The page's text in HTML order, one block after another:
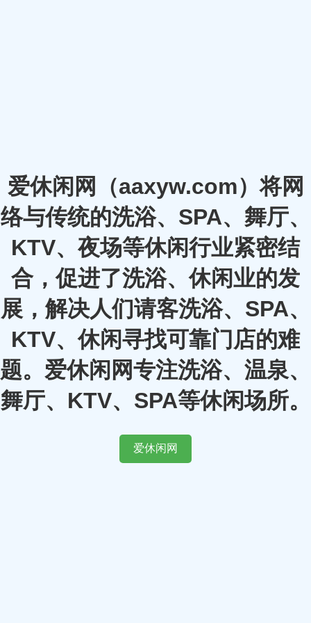
爱休闲网（aaxyw.com）将网
络与传统的洗浴、SPA、舞厅、
KTV、夜场等休闲行业紧密结
合，促进了洗浴、休闲业的发
展，解决人们请客洗浴、SPA、
KTV、休闲寻找可靠门店的难
题。爱休闲网专注洗浴、温泉、
舞厅、KTV、SPA等休闲场所。
爱休闲网